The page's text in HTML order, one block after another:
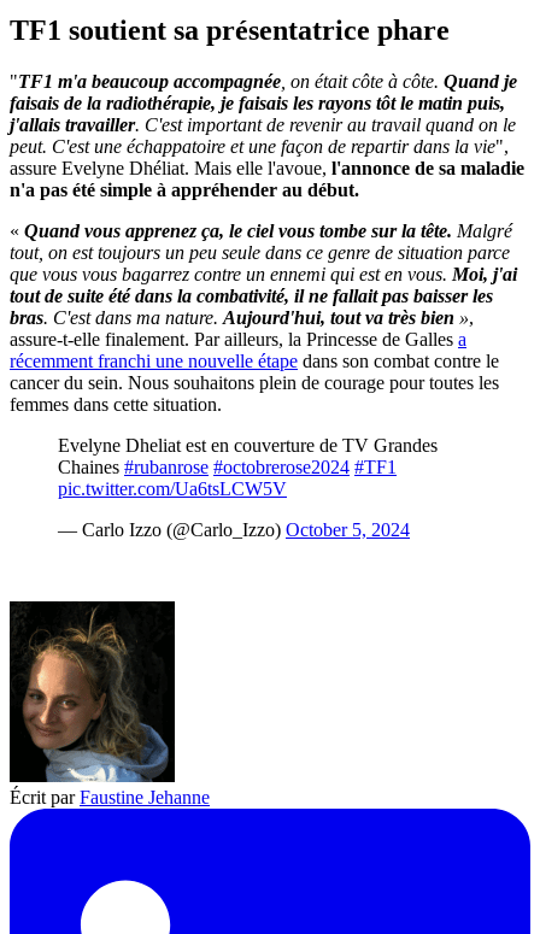
TF1 soutient sa présentatrice phare
"TF1 m'a beaucoup accompagnée , on était côte à côte. Quand je
faisais de la radiothérapie, je faisais les rayons tôt le matin puis,
j'allais travailler. C'est important de revenir au travail quand on le
peut. C'est une échappatoire et une façon de repartir dans la vie",
assure Evelyne Dhéliat. Mais elle l'avoue, l'annonce de sa maladie
n'a pas été simple à appréhender au début.
« Quand vous apprenez ça, le ciel vous tombe sur la tête. Malgré
tout, on est toujours un peu seule dans ce genre de situation parce
que vous vous bagarrez contre un ennemi qui est en vous. Moi, j'ai
tout de suite été dans la combativité, il ne fallait pas baisser les
bras. C'est dans ma nature. Aujourd'hui, tout va très bien »,
assure-t-elle finalement. Par ailleurs, la Princesse de Galles a
récemment franchi une nouvelle étape dans son combat contre le
cancer du sein. Nous souhaitons plein de courage pour toutes les
femmes dans cette situation.
Evelyne Dheliat est en couverture de TV Grandes
Chaines #rubanrose #octobrerose2024 #TF1
pic.twitter.com/Ua6tsLCW5V
— Carlo Izzo (@Carlo_Izzo) October 5, 2024
Écrit parFaustine Jehanne